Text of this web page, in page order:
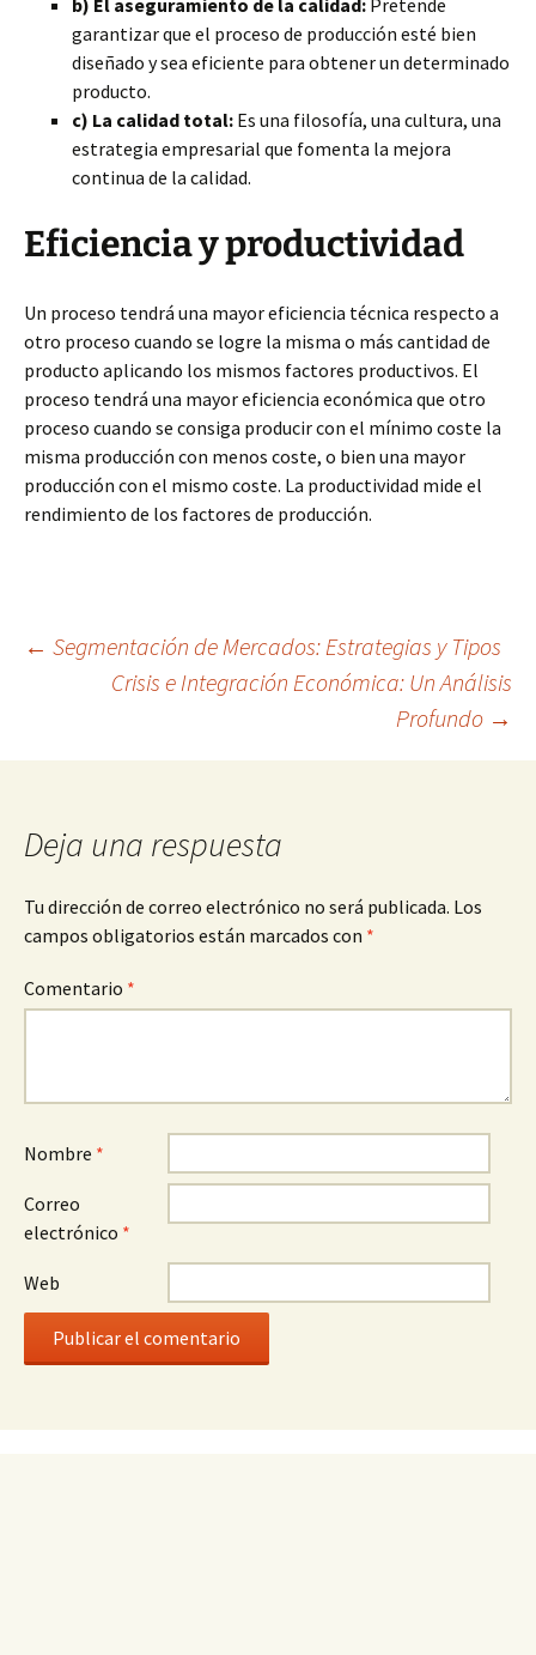
b) El aseguramiento de la calidad: Pretende
garantizar que el proceso de producción esté bien
diseñado y sea eficiente para obtener un determinado
producto.
c) La calidad total: Es una filosofía, una cultura, una
estrategia empresarial que fomenta la mejora
continua de la calidad.
Eficiencia y productividad
Un proceso tendrá una mayor eficiencia técnica respecto a
otro proceso cuando se logre la misma o más cantidad de
producto aplicando los mismos factores productivos. El
proceso tendrá una mayor eficiencia económica que otro
proceso cuando se consiga producir con el mínimo coste la
misma producción con menos coste, o bien una mayor
producción con el mismo coste. La productividad mide el
rendimiento de los factores de producción.
Navegación
← Segmentación de Mercados: Estrategias y Tipos
Crisis e Integración Económica: Un Análisis
Profundo →
Deja una respuesta
Tu dirección de correo electrónico no será publicada. Los
campos obligatorios están marcados con *
Comentario *
Nombre *
Correo
electrónico *
Web